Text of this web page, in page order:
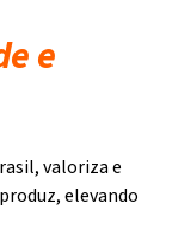
e
valoriza e
elevando